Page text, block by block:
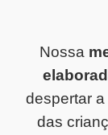
Nossa
despertar
das